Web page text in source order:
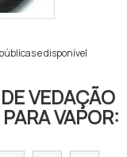
e disponível
VEDAÇÃO
VAPOR: